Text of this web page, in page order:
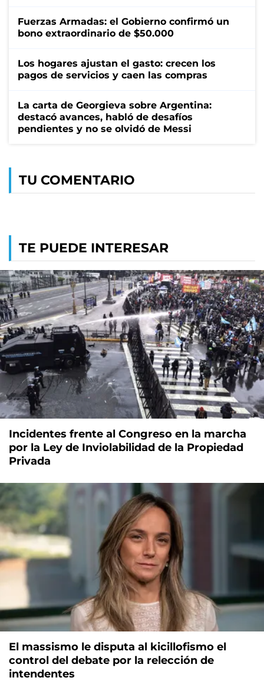
Fuerzas Armadas: el Gobierno confirmó un
bono extraordinario de $50.000
Los hogares ajustan el gasto: crecen los
pagos de servicios y caen las compras
La carta de Georgieva sobre Argentina:
destacó avances, habló de desafíos
pendientes y no se olvidó de Messi
TU COMENTARIO
TE PUEDE INTERESAR
Incidentes frente al Congreso en la marcha
por la Ley de Inviolabilidad de la Propiedad
Privada
El massismo le disputa al kicillofismo el
control del debate por la relección de
intendentes